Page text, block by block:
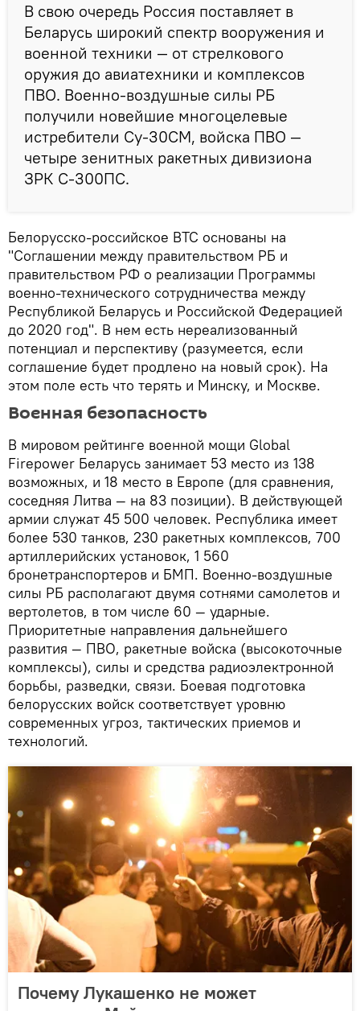
В свою очередь Россия поставляет в
Беларусь широкий спектр вооружения и
военной техники — от стрелкового
оружия до авиатехники и комплексов
ПВО. Военно-воздушные силы РБ
получили новейшие многоцелевые
истребители Су-30СМ, войска ПВО —
четыре зенитных ракетных дивизиона
ЗРК С-300ПС.
Белорусско-российское ВТС основаны на
"Соглашении между правительством РБ и
правительством РФ о реализации Программы
военно-технического сотрудничества между
Республикой Беларусь и Российской Федерацией
до 2020 год". В нем есть нереализованный
потенциал и перспективу (разумеется, если
соглашение будет продлено на новый срок). На
этом поле есть что терять и Минску, и Москве.
Военная безопасность
В мировом рейтинге военной мощи Global
Firepower Беларусь занимает 53 место из 138
возможных, и 18 место в Европе (для сравнения,
соседняя Литва — на 83 позиции). В действующей
армии служат 45 500 человек. Республика имеет
более 530 танков, 230 ракетных комплексов, 700
артиллерийских установок, 1 560
бронетранспортеров и БМП. Военно-воздушные
силы РБ располагают двумя сотнями самолетов и
вертолетов, в том числе 60 — ударные.
Приоритетные направления дальнейшего
развития — ПВО, ракетные войска (высокоточные
комплексы), силы и средства радиоэлектронной
борьбы, разведки, связи. Боевая подготовка
белорусских войск соответствует уровню
современных угроз, тактических приемов и
технологий.
Почему Лукашенко не может